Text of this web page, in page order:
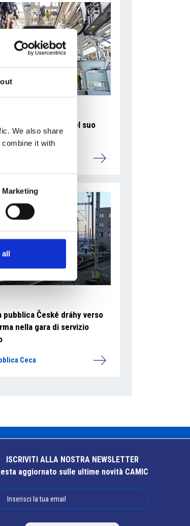
We also share
it with
Marketing
all
33074829-
avvia la produzione del suo
Ceca
pubblica České dráhy verso
nella gara di servizio
Ceca
ISCRIVITI ALLA NOSTRA NEWSLETTER
aggiornato sulle ultime novità CAMIC